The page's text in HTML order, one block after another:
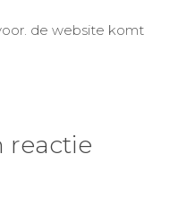
de website komt
reactie